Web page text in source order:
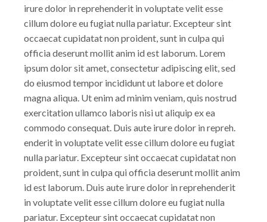
irure dolor in reprehenderit in voluptate velit esse
cillum dolore eu fugiat nulla pariatur. Excepteur sint
occaecat cupidatat non proident, sunt in culpa qui
officia deserunt mollit anim id est laborum. Lorem
ipsum dolor sit amet, consectetur adipiscing elit, sed
do eiusmod tempor incididunt ut labore et dolore
magna aliqua. Ut enim ad minim veniam, quis nostrud
exercitation ullamco laboris nisi ut aliquip ex ea
commodo consequat. Duis aute irure dolor in repreh.
enderit in voluptate velit esse cillum dolore eu fugiat
nulla pariatur. Excepteur sint occaecat cupidatat non
proident, sunt in culpa qui officia deserunt mollit anim
id est laborum. Duis aute irure dolor in reprehenderit
in voluptate velit esse cillum dolore eu fugiat nulla
pariatur. Excepteur sint occaecat cupidatat non